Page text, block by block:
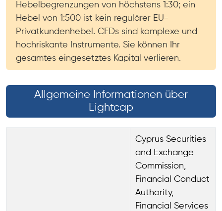
Hebelbegrenzungen von höchstens 1:30; ein
Hebel von 1:500 ist kein regulärer EU-
Privatkundenhebel. CFDs sind komplexe und
hochriskante Instrumente. Sie können Ihr
gesamtes eingesetztes Kapital verlieren.
Allgemeine Informationen über
Eightcap
Cyprus Securities
and Exchange
Commission,
Financial Conduct
Authority,
Financial Services